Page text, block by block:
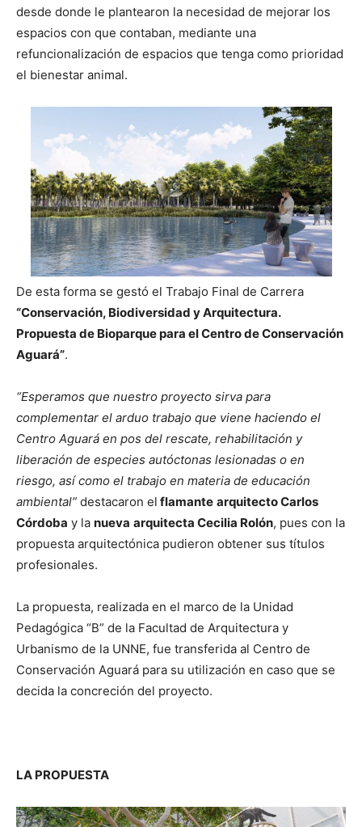
desde donde le plantearon la necesidad de mejorar los
espacios con que contaban, mediante una
refuncionalización de espacios que tenga como prioridad
el bienestar animal.
De esta forma se gestó el Trabajo Final de Carrera
“Conservación, Biodiversidad y Arquitectura.
Propuesta de Bioparque para el Centro de Conservación
Aguará”.
“Esperamos que nuestro proyecto sirva para
complementar el arduo trabajo que viene haciendo el
Centro Aguará en pos del rescate, rehabilitación y
liberación de especies autóctonas lesionadas o en
riesgo, así como el trabajo en materia de educación
ambiental” destacaron el flamante arquitecto Carlos
Córdoba y la nueva arquitecta Cecilia Rolón, pues con la
propuesta arquitectónica pudieron obtener sus títulos
profesionales.
La propuesta, realizada en el marco de la Unidad
Pedagógica “B” de la Facultad de Arquitectura y
Urbanismo de la UNNE, fue transferida al Centro de
Conservación Aguará para su utilización en caso que se
decida la concreción del proyecto.
LA PROPUESTA